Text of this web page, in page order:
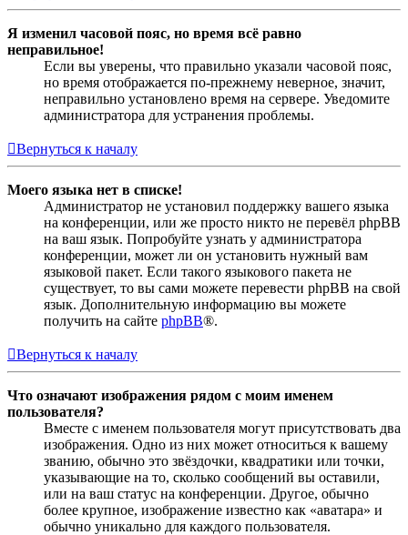
Я изменил часовой пояс, но время всё равно
неправильное!
Если вы уверены, что правильно указали часовой пояс,
но время отображается по-прежнему неверное, значит,
неправильно установлено время на сервере. Уведомите
администратора для устранения проблемы.
Вернуться к началу
Моего языка нет в списке!
Администратор не установил поддержку вашего языка
на конференции, или же просто никто не перевёл phpBB
на ваш язык. Попробуйте узнать у администратора
конференции, может ли он установить нужный вам
языковой пакет. Если такого языкового пакета не
существует, то вы сами можете перевести phpBB на свой
язык. Дополнительную информацию вы можете
получить на сайте phpBB®.
Вернуться к началу
Что означают изображения рядом с моим именем
пользователя?
Вместе с именем пользователя могут присутствовать два
изображения. Одно из них может относиться к вашему
званию, обычно это звёздочки, квадратики или точки,
указывающие на то, сколько сообщений вы оставили,
или на ваш статус на конференции. Другое, обычно
более крупное, изображение известно как «аватара» и
обычно уникально для каждого пользователя.